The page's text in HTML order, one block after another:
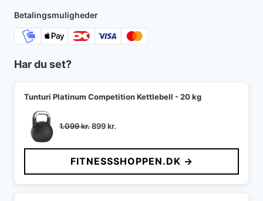
1.499 kr..
Betalingsmuligheder
Har du set?
Tunturi Platinum Competition Kettlebell - 20 kg
1.099kr.Den
pris
var:
1.099 kr..
899kr.
pris
er:
899 kr..
FITNESSSHOPPEN.DK →